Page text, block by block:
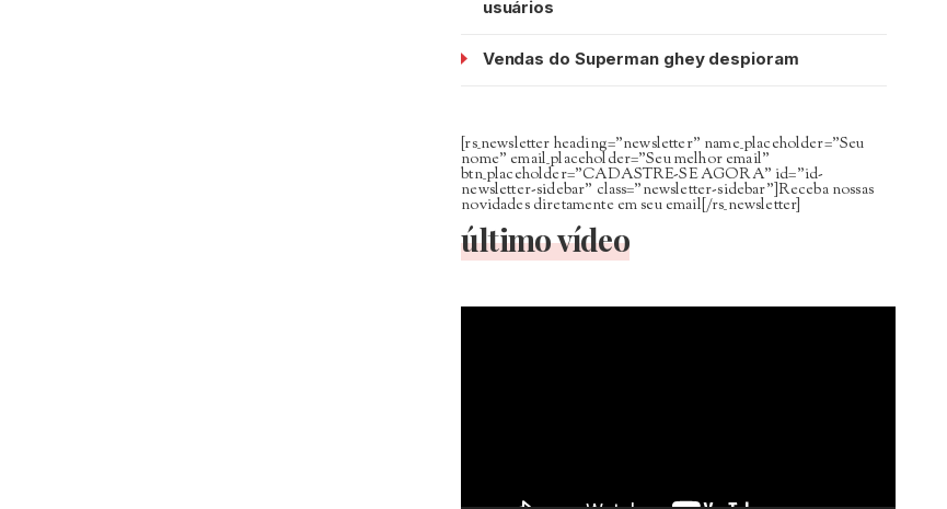
usuários
Vendas do Superman ghey despioram
[rs_newsletter heading=”newsletter” name_placeholder=”Seu
nome” email_placeholder=”Seu melhor email”
btn_placeholder=”CADASTRE-SE AGORA” id=”id-
newsletter-sidebar” class=”newsletter-sidebar”]Receba nossas
novidades diretamente em seu email[/rs_newsletter]
último vídeo
Tocador